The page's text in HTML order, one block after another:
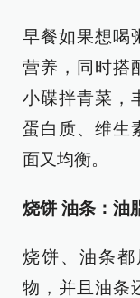
早餐如果想喝
营养，同时搭
小碟拌青菜，
蛋白质、维生
面又均衡。
烧饼 油条：油
烧饼、油条
物，并且油条